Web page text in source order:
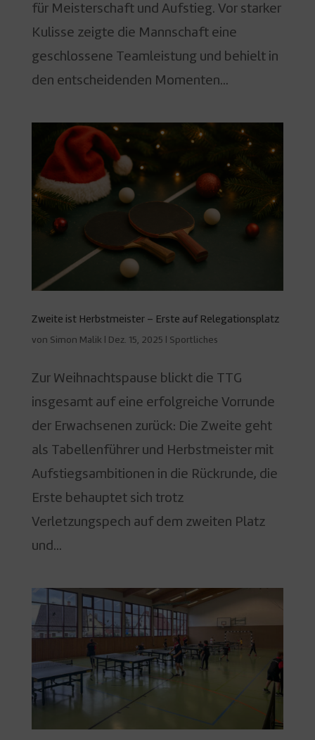
für Meisterschaft und Aufstieg. Vor starker
Kulisse zeigte die Mannschaft eine
geschlossene Teamleistung und behielt in
den entscheidenden Momenten...
Zweite ist Herbstmeister – Erste auf Relegationsplatz
von Simon Malik Dez. 15, 2025 Sportliches
Zur Weihnachtspause blickt die TTG
insgesamt auf eine erfolgreiche Vorrunde
der Erwachsenen zurück: Die Zweite geht
als Tabellenführer und Herbstmeister mit
Aufstiegsambitionen in die Rückrunde, die
Erste behauptet sich trotz
Verletzungspech auf dem zweiten Platz
und...